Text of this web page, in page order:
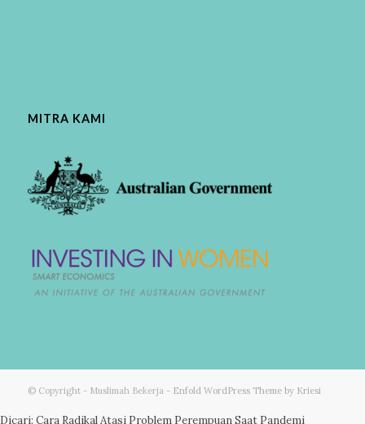
MITRA KAMI
© Copyright - Muslimah Bekerja - Enfold WordPress Theme by Kriesi
Dicari: Cara Radikal Atasi Problem Perempuan Saat Pandemi